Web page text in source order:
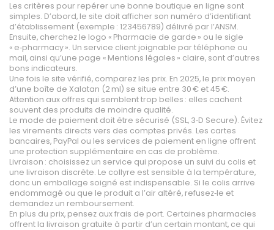
Les critères pour repérer une bonne boutique en ligne sont
simples. D’abord, le site doit afficher son numéro d’identifiant
d’établissement (exemple : 123456789) délivré par l’ANSM.
Ensuite, cherchez le logo « Pharmacie de garde » ou le sigle
« e‑pharmacy ». Un service client joignable par téléphone ou
mail, ainsi qu’une page « Mentions légales » claire, sont d’autres
bons indicateurs.
Une fois le site vérifié, comparez les prix. En 2025, le prix moyen
d’une boîte de Xalatan (2 ml) se situe entre 30 € et 45 €.
Attention aux offres qui semblent trop belles : elles cachent
souvent des produits de moindre qualité.
Le mode de paiement doit être sécurisé (SSL, 3‑D Secure). Évitez
les virements directs vers des comptes privés. Les cartes
bancaires, PayPal ou les services de paiement en ligne offrent
une protection supplémentaire en cas de problème.
Livraison : choisissez un service qui propose un suivi du colis et
une livraison discrète. Le collyre est sensible à la température,
donc un emballage soigné est indispensable. Si le colis arrive
endommagé ou que le produit a l’air altéré, refusez‑le et
demandez un remboursement.
En plus du prix, pensez aux frais de port. Certaines pharmacies
offrent la livraison gratuite à partir d’un certain montant, ce qui